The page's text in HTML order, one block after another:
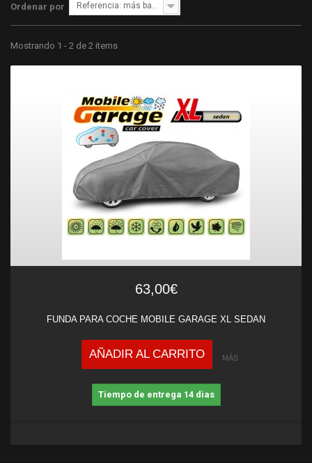
Ordenar por Referencia: más bajo primero
Mostrando 1 - 2 de 2 items
63,00€
FUNDA PARA COCHE MOBILE GARAGE XL SEDAN
AÑADIR AL CARRITO MÁS
Tiempo de entrega 14 dias